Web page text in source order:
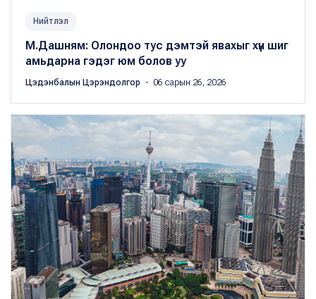
Нийтлэл
М.Дашням: Олондоо тус дэмтэй явахыг хүн шиг
амьдарна гэдэг юм болов уу
Цэдэнбалын Цэрэндолгор ・ 06 сарын 26, 2026